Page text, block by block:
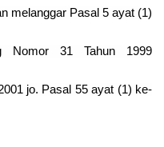
melanggar Pasal 5 ayat (1)
Nomor 31 Tahun 1999
jo. Pasal 55 ayat (1) ke-